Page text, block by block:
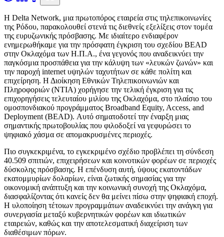
Η Delta Network, μια πρωτοπόρος εταιρεία στις τηλεπικοινωνίες
της Ρόδου, παρακολουθεί στενά τις διεθνείς εξελίξεις στον τομέα
της ευρυζωνικής πρόσβασης. Με ιδιαίτερο ενδιαφέρον
ενημερωθήκαμε για την πρόσφατη έγκριση του σχεδίου BEAD
στην Οκλαχόμα των Η.Π.Α., ένα γεγονός που αναδεικνύει την
παγκόσμια προσπάθεια για την κάλυψη των «λευκών ζωνών» και
την παροχή internet υψηλών ταχυτήτων σε κάθε πολίτη και
επιχείρηση. Η Διοίκηση Εθνικών Τηλεπικοινωνιών και
Πληροφοριών (NTIA) χορήγησε την τελική έγκριση για τις
επιχορηγήσεις τελευταίου μιλίου της Οκλαχόμα, στο πλαίσιο του
ομοσπονδιακού προγράμματος Broadband Equity, Access, and
Deployment (BEAD). Αυτό σηματοδοτεί την έναρξη μιας
σημαντικής πρωτοβουλίας που φιλοδοξεί να γεφυρώσει το
ψηφιακό χάσμα σε απομακρυσμένες περιοχές.
Πιο συγκεκριμένα, το εγκεκριμένο σχέδιο προβλέπει τη σύνδεση
40.509 σπιτιών, επιχειρήσεων και κοινοτικών φορέων σε περιοχές
δύσκολης πρόσβασης. Η επένδυση αυτή, ύψους εκατοντάδων
εκατομμυρίων δολαρίων, είναι ζωτικής σημασίας για την
οικονομική ανάπτυξη και την κοινωνική συνοχή της Οκλαχόμα,
διασφαλίζοντας ότι κανείς δεν θα μείνει πίσω στην ψηφιακή εποχή.
Η υλοποίηση τέτοιων προγραμμάτων αναδεικνύει την ανάγκη για
συνεργασία μεταξύ κυβερνητικών φορέων και ιδιωτικών
εταιρειών, καθώς και την αποτελεσματική διαχείριση των
διαθέσιμων πόρων.